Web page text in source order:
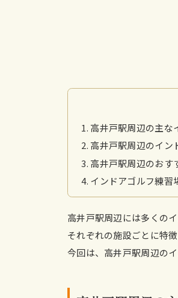
高井戸駅周辺の主な
高井戸駅周辺のイン
高井戸駅周辺のおす
インドアゴルフ練習
高井戸駅周辺には多くの
それぞれの施設ごとに特徴
今回は、高井戸駅周辺の